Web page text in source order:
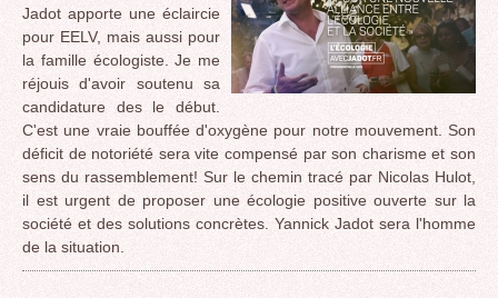
Jadot apporte une éclaircie
pour EELV, mais aussi pour
la famille écologiste. Je me
réjouis d'avoir soutenu sa
candidature des le début.
C'est une vraie bouffée d'oxygène pour notre mouvement. Son
déficit de notoriété sera vite compensé par son charisme et son
sens du rassemblement! Sur le chemin tracé par Nicolas Hulot,
il est urgent de proposer une écologie positive ouverte sur la
société et des solutions concrètes. Yannick Jadot sera l'homme
de la situation.